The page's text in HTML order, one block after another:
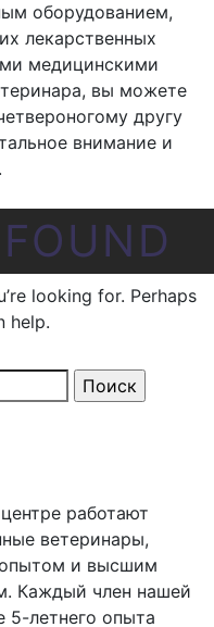
оборудованием,
лекарственных
медицинскими
вы можете
другу
внимание и
looking for. Perhaps
help.
работают
ветеринары,
и высшим
Каждый член нашей
5-летнего опыта